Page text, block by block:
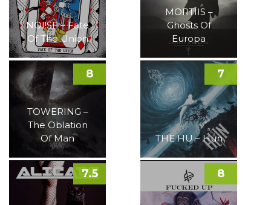
NOI!SE – Fate
Of The Union
MORTIIS –
Ghosts Of
Europa
TOWERING –
The Oblation
Of Man
8
THE HU – Hun
7
7.5 8